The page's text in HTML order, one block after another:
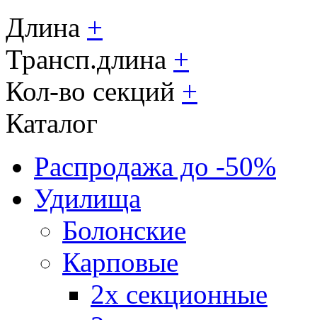
Длина +
Трансп.длина +
Кол-во секций +
Каталог
Распродажа до -50%
Удилища
Болонские
Карповые
2х секционные